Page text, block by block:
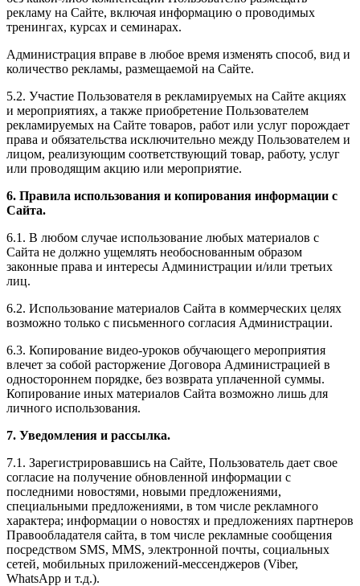
рекламу на Сайте, включая информацию о проводимых
тренингах, курсах и семинарах.
Администрация вправе в любое время изменять способ, вид и
количество рекламы, размещаемой на Сайте.
5.2. Участие Пользователя в рекламируемых на Сайте акциях
и мероприятиях, а также приобретение Пользователем
рекламируемых на Сайте товаров, работ или услуг порождает
права и обязательства исключительно между Пользователем и
лицом, реализующим соответствующий товар, работу, услуг
или проводящим акцию или мероприятие.
6. Правила использования и копирования информации с
Сайта.
6.1. В любом случае использование любых материалов с
Сайта не должно ущемлять необоснованным образом
законные права и интересы Администрации и/или третьих
лиц.
6.2. Использование материалов Сайта в коммерческих целях
возможно только с письменного согласия Администрации.
6.3. Копирование видео-уроков обучающего мероприятия
влечет за собой расторжение Договора Администрацией в
одностороннем порядке, без возврата уплаченной суммы.
Копирование иных материалов Сайта возможно лишь для
личного использования.
7. Уведомления и рассылка.
7.1. Зарегистрировавшись на Сайте, Пользователь дает свое
согласие на получение обновленной информации с
последними новостями, новыми предложениями,
специальными предложениями, в том числе рекламного
характера; информации о новостях и предложениях партнеров
Правообладателя сайта, в том числе рекламные сообщения
посредством SMS, MMS, электронной почты, социальных
сетей, мобильных приложений-мессенджеров (Viber,
WhatsApp и т.д.).